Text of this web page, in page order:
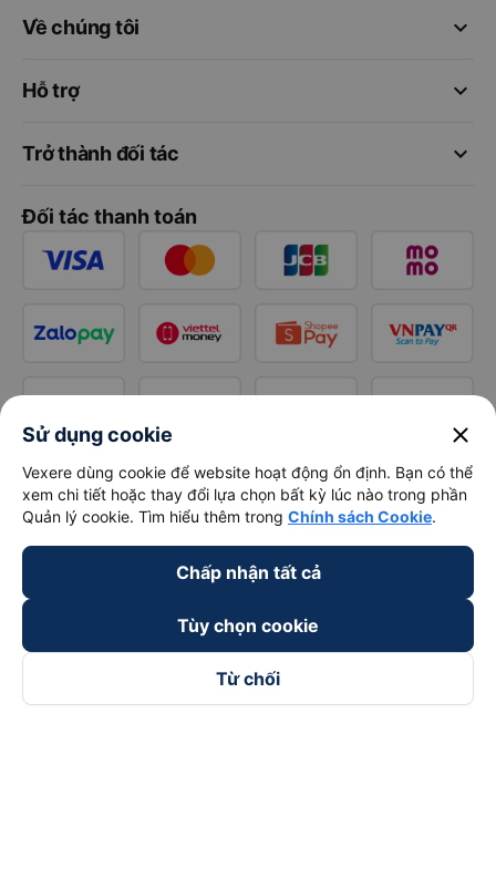
keyboard_arrow_down
Về chúng tôi
keyboard_arrow_down
Hỗ trợ
keyboard_arrow_down
Trở thành đối tác
Đối tác thanh toán
Sử dụng cookie close
Vexere dùng cookie để website hoạt động ổn định. Bạn có thể
xem chi tiết hoặc thay đổi lựa chọn bất kỳ lúc nào trong phần
Quản lý cookie. Tìm hiểu thêm trong Chính sách Cookie.
Chấp nhận tất cả
Tùy chọn cookie
Từ chối